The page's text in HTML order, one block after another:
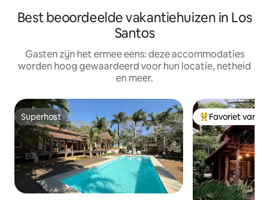
Best beoordeelde vakantiehuizen in Los
Santos
Gasten zijn het ermee eens: deze accommodaties
worden hoog gewaardeerd voor hun locatie, netheid
en meer.
Superhost
Superhost Topfavoriet van
Favoriet van